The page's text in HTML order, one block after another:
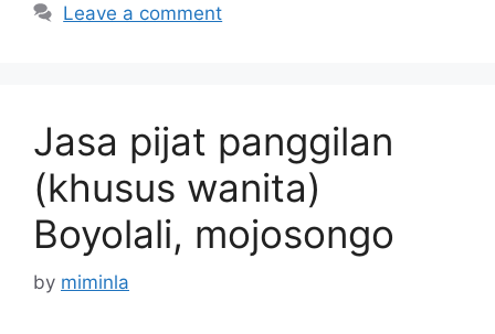
Leave a comment
Jasa pijat panggilan
(khusus wanita)
Boyolali, mojosongo
by miminla